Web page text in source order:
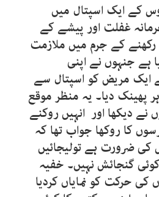
کے ایک اسپتال میں
غفلت اور پیشے کے
رکھنے کے جرم میں ملازمت
ہے جنہوں نے اپنی
ایک مریض کو اسپتال سے
پھینک دیا۔ یہ منظر موقع
نے دیکھا اور انہیں روکنے
کا روکھا جواب تھا کہ
ضرورت ہے تولیجائیں
گنجائش نہیں۔ خفیہ
کی حرکت کو نمایاں کردیا